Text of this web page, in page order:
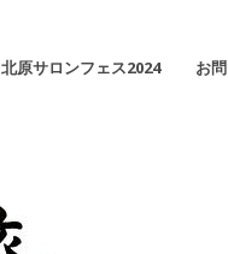
北原サロンフェス2024 お